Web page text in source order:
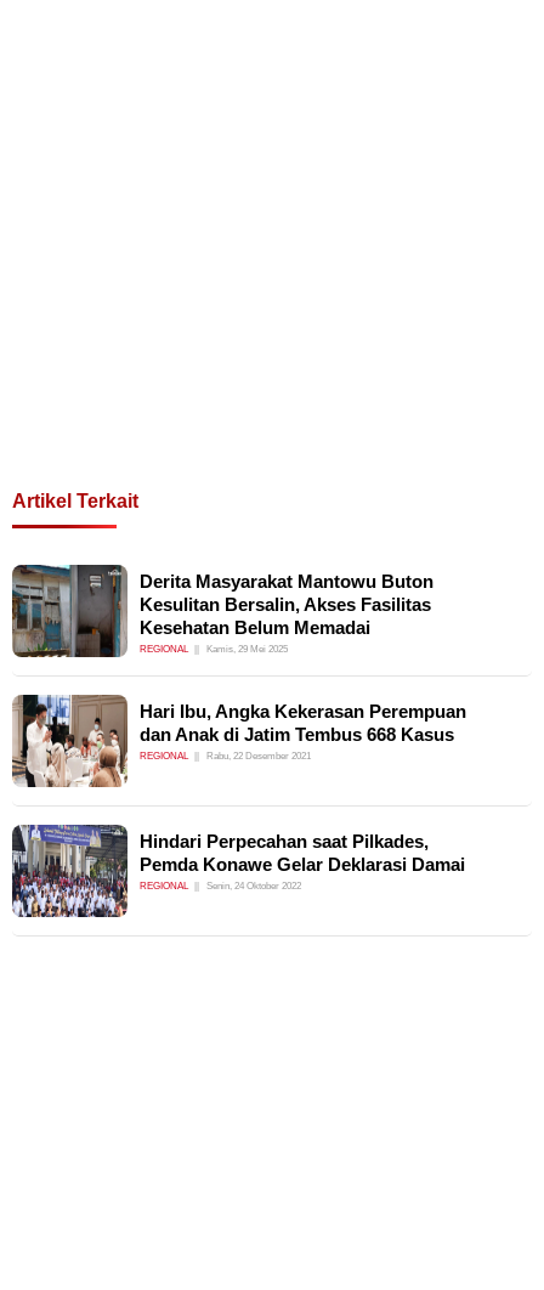
Artikel Terkait
Derita Masyarakat Mantowu Buton
Kesulitan Bersalin, Akses Fasilitas
Kesehatan Belum Memadai
REGIONAL Kamis, 29 Mei 2025
Hari Ibu, Angka Kekerasan Perempuan
dan Anak di Jatim Tembus 668 Kasus
REGIONAL Rabu, 22 Desember 2021
Hindari Perpecahan saat Pilkades,
Pemda Konawe Gelar Deklarasi Damai
REGIONAL Senin, 24 Oktober 2022